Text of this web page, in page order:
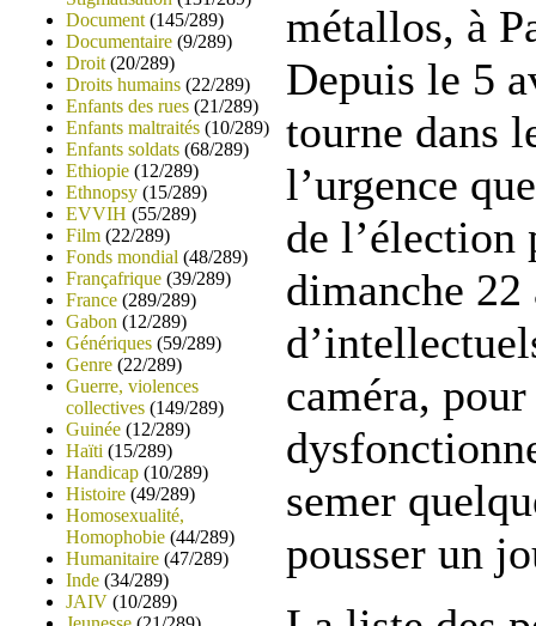
Document (145/289)
Documentaire (9/289)
Droit (20/289)
Droits humains (22/289)
Enfants des rues (21/289)
Enfants maltraités (10/289)
Enfants soldats (68/289)
Ethiopie (12/289)
Ethnopsy (15/289)
EVVIH (55/289)
Film (22/289)
Fonds mondial (48/289)
Françafrique (39/289)
France (289/289)
Gabon (12/289)
Génériques (59/289)
Genre (22/289)
Guerre, violences
collectives (149/289)
Guinée (12/289)
Haïti (15/289)
Handicap (10/289)
Histoire (49/289)
Homosexualité,
Homophobie (44/289)
Humanitaire (47/289)
Inde (34/289)
JAIV (10/289)
métallos, à
Depuis le 5
tourne dans
l’urgence
de l’élection
dimanche
caméra,
semer
pousser un